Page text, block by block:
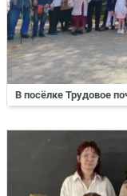
В посёлке Трудовое